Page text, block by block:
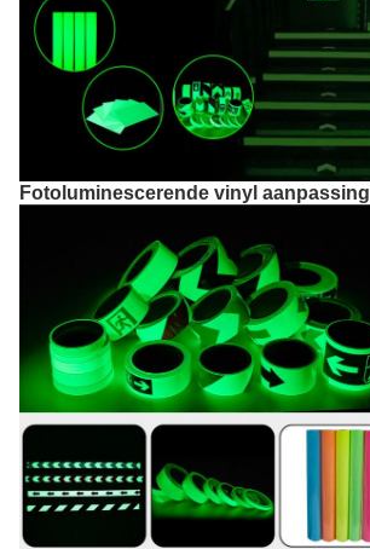
Fotoluminescerende vinyl aanpassing